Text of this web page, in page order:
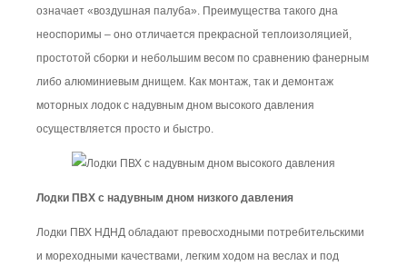
означает «воздушная палуба». Преимущества такого дна
неоспоримы – оно отличается прекрасной теплоизоляцией,
простотой сборки и небольшим весом по сравнению фанерным
либо алюминиевым днищем. Как монтаж, так и демонтаж
моторных лодок с надувным дном высокого давления
осуществляется просто и быстро.
Лодки ПВХ с надувным дном низкого давления
Лодки ПВХ НДНД обладают превосходными потребительскими
и мореходными качествами, легким ходом на веслах и под